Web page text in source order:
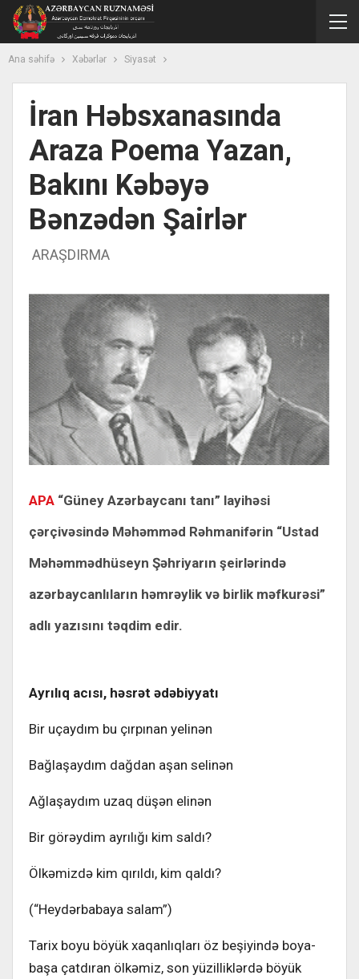
Ana səhifə Xəbərlər Siyasət
İran Həbsxanasında
Araza Poema Yazan,
Bakını Kəbəyə
Bənzədən Şairlər
ARAŞDIRMA
APA “Güney Azərbaycanı tanı” layihəsi
çərçivəsində Məhəmməd Rəhmanifərin “Ustad
Məhəmmədhüseyn Şəhriyarın şeirlərində
azərbaycanlıların həmrəylik və birlik məfkurəsi”
adlı yazısını təqdim edir.
Ayrılıq acısı, həsrət ədəbiyyatı
Bir uçaydım bu çırpınan yelinən
Bağlaşaydım dağdan aşan selinən
Ağlaşaydım uzaq düşən elinən
Bir görəydim ayrılığı kim saldı?
Ölkəmizdə kim qırıldı, kim qaldı?
(“Heydərbabaya salam”)
Tarix boyu böyük xaqanlıqları öz beşiyində boya-
başa çatdıran ölkəmiz, son yüzilliklərdə böyük